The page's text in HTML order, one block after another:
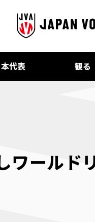
代表 観る
ワール